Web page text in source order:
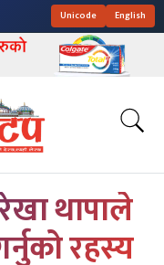
Unicode English
थापाले
रहस्य